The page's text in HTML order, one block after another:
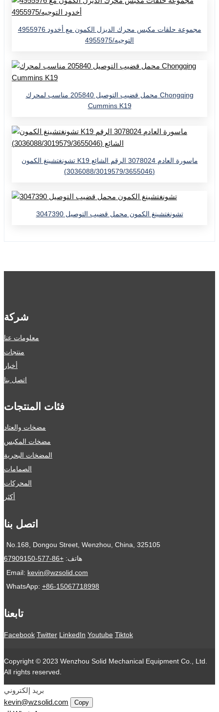
4955976 مجموعة حلقات مكبس محرك الديزل الكمون مع أخدود
التوجيه/4955975
محمل قضيب التوصيل 205840 مناسب لمحرك Chongqing
Cummins K19
تشونغتشينغ الكمون K19 ماسورة العادم 3078024 الرقم الشائع
(3036088/3019579/3655046)
تشونغتشينغ الكمون محمل قضيب التوصيل 3047390
شركة
معلومات عنا
منتجات
أخبار
اتصل بنا
فئات المنتجات
مضخات والعتاد
مضخات المكبس
المضخات البحرية
الصمامات
المحركات
أكثر
اتصل بنا
No.168, Dongou Street, Wenzhou, China, 325105
هاتف: +86-577-67909150
Email: kevin@wzsolid.com
WhatsApp: +86-15067718998
تابعنا
Facebook Twitter LinkedIn Youtube Tiktok
Copyright © 2023 Wenzhou Solid Mechanical Equipment Co., Ltd.
All rights reserved.
بريد إلكتروني
kevin@wzsolid.com
Copy